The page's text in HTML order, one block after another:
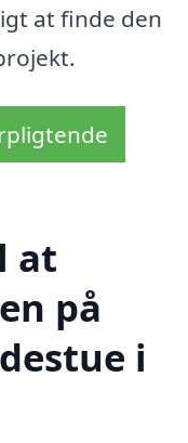
at finde den
at
på
i